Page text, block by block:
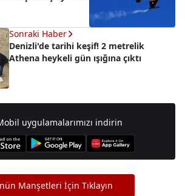
Sonraki Haber
Denizli'de tarihi keşif! 2 metrelik
Athena heykeli gün ışığına çıktı
uygulamalarımızı indirin
Manşetleri İçin Tıklayın